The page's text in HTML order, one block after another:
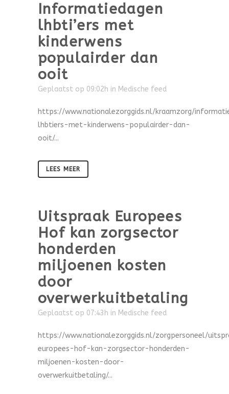
Informatiedagen
lhbti’ers met
kinderwens
populairder dan
ooit
Geplaatst op 09:02h in Medische feed
https://www.nationalezorggids.nl/kraamzorg/
lhbtiers-met-kinderwens-populairder-dan-
ooit/...
LEES MEER
Uitspraak Europees
Hof kan zorgsector
honderden
miljoenen kosten
door
overwerkuitbetaling
Geplaatst op 07:43h in Medische feed
https://www.nationalezorggids.nl/zorgpersoneel/
europees-hof-kan-zorgsector-honderden-
miljoenen-kosten-door-
overwerkuitbetaling/...